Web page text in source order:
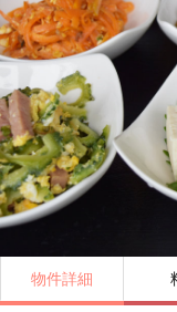
物件詳細